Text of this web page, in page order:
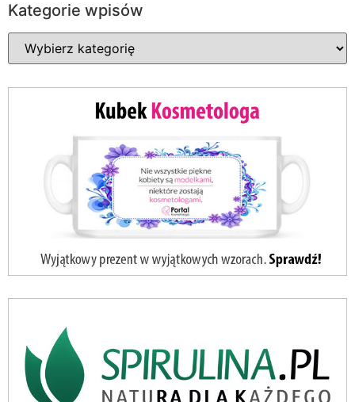
Kategorie wpisów